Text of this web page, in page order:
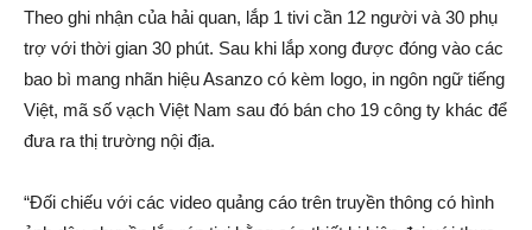
Theo ghi nhận của hải quan, lắp 1 tivi cần 12 người và 30 phụ
trợ với thời gian 30 phút. Sau khi lắp xong được đóng vào các
bao bì mang nhãn hiệu Asanzo có kèm logo, in ngôn ngữ tiếng
Việt, mã số vạch Việt Nam sau đó bán cho 19 công ty khác để
đưa ra thị trường nội địa.
“Đối chiếu với các video quảng cáo trên truyền thông có hình